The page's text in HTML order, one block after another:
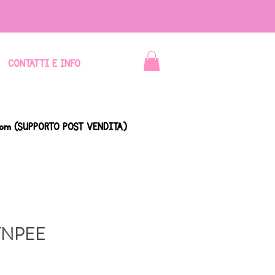
CONTATTI E INFO
(SUPPORTO POST VENDITA)